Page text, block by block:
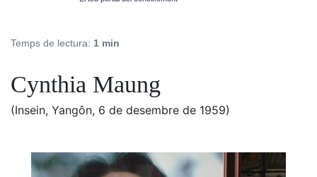
Temps de lectura: 1 min
Cynthia Maung
(Insein, Yangôn, 6 de desembre de 1959)